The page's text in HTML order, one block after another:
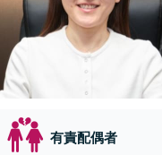
有責配偶者